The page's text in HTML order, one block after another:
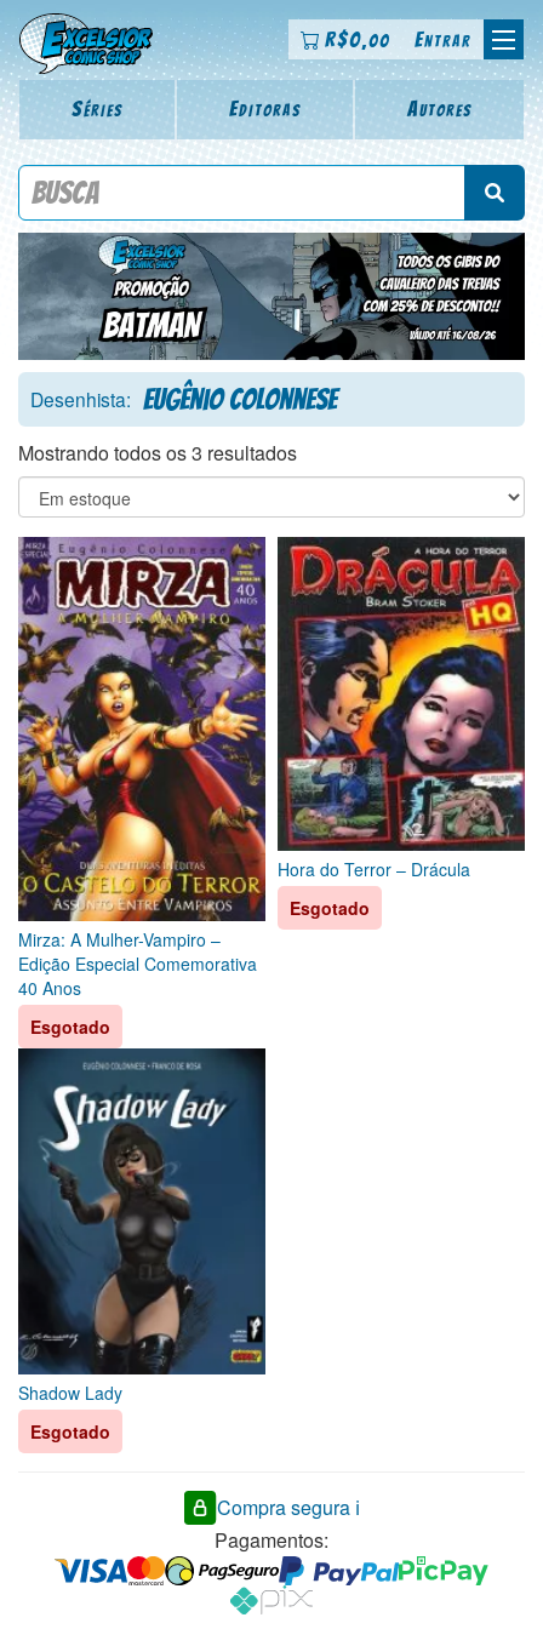
R$0,00 Entrar
Séries Editoras Autores
Procure por título da revista, personagem, série, escritor,
Desenhista: Eugênio Colonnese
Mostrando todos os 3 resultados
Mirza: A Mulher-Vampiro –
Edição Especial Comemorativa
40 Anos
Esgotado
Hora do Terror – Drácula
Esgotado
Shadow Lady
Esgotado
Compra segura ℹ️
Pagamentos: